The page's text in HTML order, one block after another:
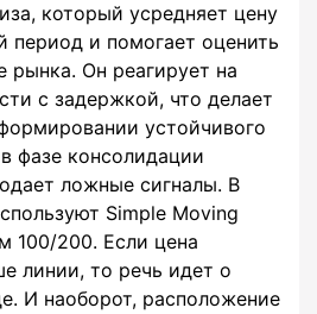
который усредняет цену
период и помогает оценить
рынка. Он реагирует на
с задержкой, что делает
устойчивого
фазе консолидации
ложные сигналы. В
Simple Moving
100/200. Если цена
линии, то речь идет о
И наоборот, расположение